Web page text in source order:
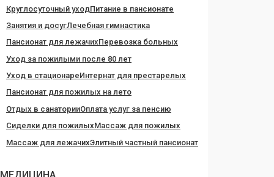
Круглосуточный уходПитание в пансионате
Занятия и досугЛечебная гимнастика
Пансионат для лежачихПеревозка больных
Уход за пожилыми после 80 лет
Уход в стационареИнтернат для престарелых
Пансионат для пожилых на лето
Отдых в санаторииОплата услуг за пенсию
Сиделки для пожилыхМассаж для пожилых
Массаж для лежачихЭлитный частный пансионат